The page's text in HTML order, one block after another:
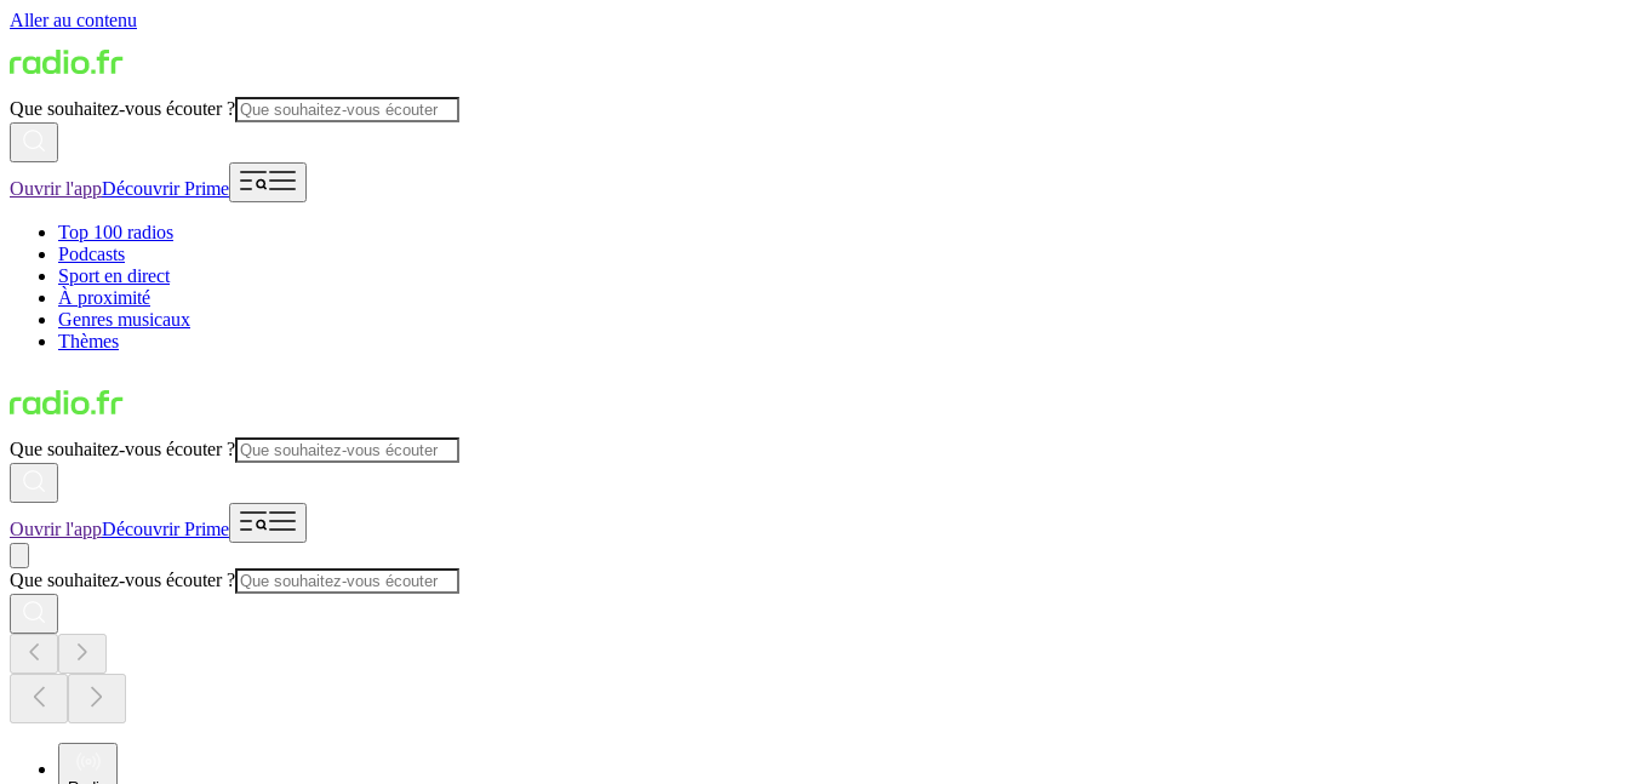
Aller au contenu
Que souhaitez-vous écouter ?
Ouvrir l'appDécouvrir Prime
Top 100 radios
Podcasts
Sport en direct
À proximité
Genres musicaux
Thèmes
Que souhaitez-vous écouter ?
Ouvrir l'appDécouvrir Prime
Que souhaitez-vous écouter ?